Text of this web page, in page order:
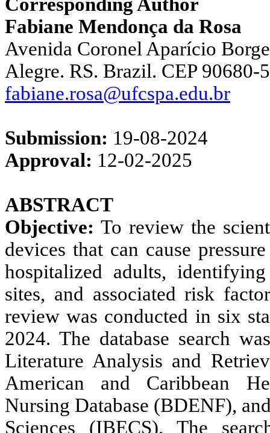
Fabiane Mendonça da Rosa
Avenida Coronel Aparício
Alegre. RS. Brazil. CEP
fabiane.rosa@ufcspa.edu.br
Submission: 19-08-2024
Approval: 12-02-2025
ABSTRACT
Objective: To review the
devices that can cause
hospitalized adults,
sites, and associated risk
review was conducted in six
2024. The database search
Literature Analysis and
American and Caribbean
Nursing Database (BDENF),
Sciences (IBECS). The